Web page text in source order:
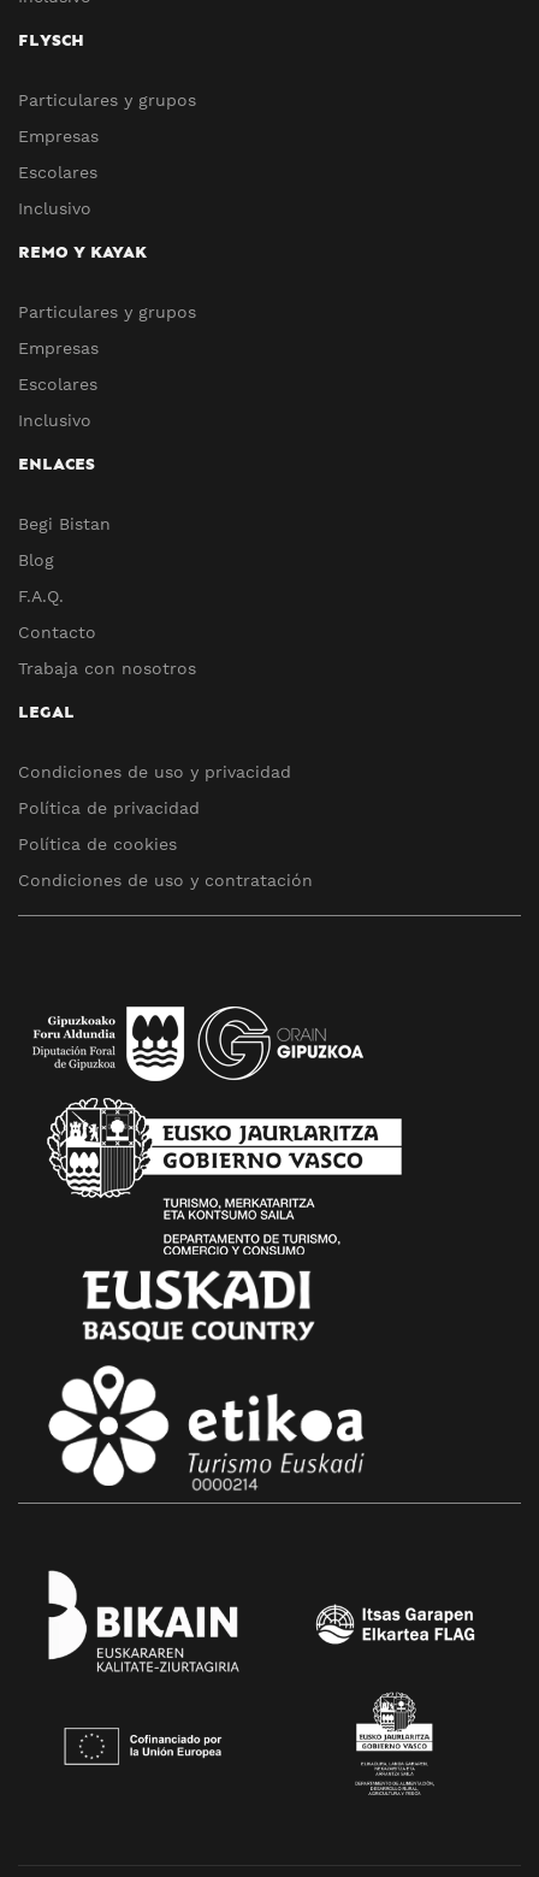
FLYSCH
Particulares y grupos
Empresas
Escolares
Inclusivo
REMO Y KAYAK
Particulares y grupos
Empresas
Escolares
Inclusivo
ENLACES
Begi Bistan
Blog
F.A.Q.
Contacto
Trabaja con nosotros
LEGAL
Condiciones de uso y privacidad
Política de privacidad
Política de cookies
Condiciones de uso y contratación